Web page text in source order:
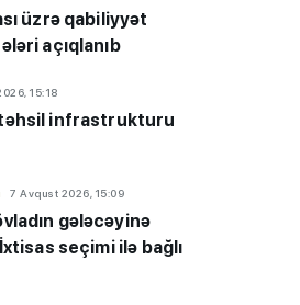
üzrə qabiliyyət
açıqlanıb
15:18
infrastrukturu
7 Avqust 2026, 15:09
gələcəyinə
seçimi ilə bağlı